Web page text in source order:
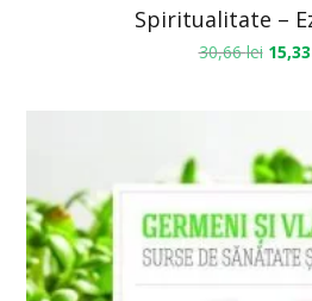
Spiritualitate –
30,66lei 15,33